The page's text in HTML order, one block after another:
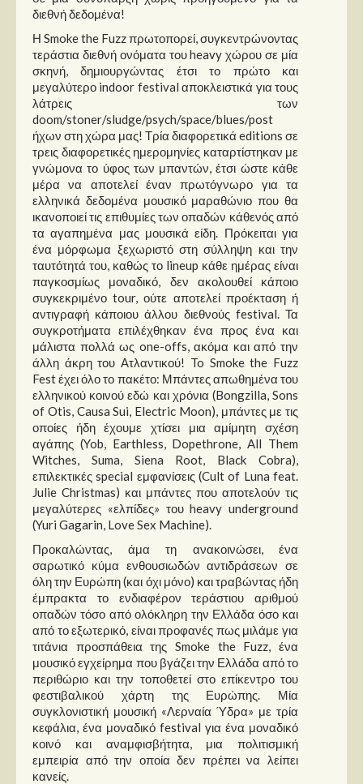
διεθνή δεδομένα!
Η Smoke the Fuzz πρωτοπορεί, συγκεντρώνοντας
τεράστια διεθνή ονόματα του heavy χώρου σε μία
σκηνή, δημιουργώντας έτσι το πρώτο και
μεγαλύτερο indoor festival αποκλειστικά για τους
λάτρεις των
doom/stoner/sludge/psych/space/blues/post
ήχων στη χώρα μας! Τρία διαφορετικά editions σε
τρεις διαφορετικές ημερομηνίες καταρτίστηκαν με
γνώμονα το ύφος των μπαντών, έτσι ώστε κάθε
μέρα να αποτελεί έναν πρωτόγνωρο για τα
ελληνικά δεδομένα μουσικό μαραθώνιο που θα
ικανοποιεί τις επιθυμίες των οπαδών κάθενός από
τα αγαπημένα μας μουσικά είδη. Πρόκειται για
ένα μόρφωμα ξεχωριστό στη σύλληψη και την
ταυτότητά του, καθώς το lineup κάθε ημέρας είναι
παγκοσμίως μοναδικό, δεν ακολουθεί κάποιο
συγκεκριμένο tour, ούτε αποτελεί προέκταση ή
αντιγραφή κάποιου άλλου διεθνούς festival. Τα
συγκροτήματα επιλέχθηκαν ένα προς ένα και
μάλιστα πολλά ως one-offs, ακόμα και από την
άλλη άκρη του Ατλαντικού! To Smoke the Fuzz
Fest έχει όλο το πακέτο: Μπάντες απωθημένα του
ελληνικού κοινού εδώ και χρόνια (Bongzilla, Sons
of Otis, Causa Sui, Electric Moon), μπάντες με τις
οποίες ήδη έχουμε χτίσει μια αμίμητη σχέση
αγάπης (Yob, Earthless, Dopethrone, All Them
Witches, Suma, Siena Root, Black Cobra),
επιλεκτικές special εμφανίσεις (Cult of Luna feat.
Julie Christmas) και μπάντες που αποτελούν τις
μεγαλύτερες «ελπίδες» του heavy underground
(Yuri Gagarin, Love Sex Machine).
Προκαλώντας, άμα τη ανακοινώσει, ένα
σαρωτικό κύμα ενθουσιωδών αντιδράσεων σε
όλη την Ευρώπη (και όχι μόνο) και τραβώντας ήδη
έμπρακτα το ενδιαφέρον τεράστιου αριθμού
οπαδών τόσο από ολόκληρη την Ελλάδα όσο και
από το εξωτερικό, είναι προφανές πως μιλάμε για
τιτάνια προσπάθεια της Smoke the Fuzz, ένα
μουσικό εγχείρημα που βγάζει την Ελλάδα από το
περιθώριο και την τοποθετεί στο επίκεντρο του
φεστιβαλικού χάρτη της Ευρώπης. Μία
συγκλονιστική μουσική «Λερναία Ύδρα» με τρία
κεφάλια, ένα μοναδικό festival για ένα μοναδικό
κοινό και αναμφισβήτητα, μια πολιτισμική
εμπειρία από την οποία δεν πρέπει να λείπει
κανείς.